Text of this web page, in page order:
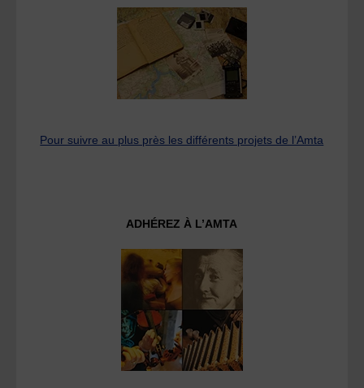
Pour suivre au plus près les différents projets de l’Amta
ADHÉREZ À L’AMTA